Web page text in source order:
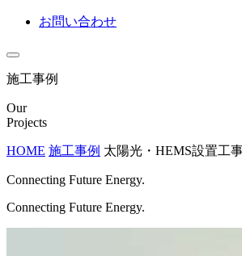
お問い合わせ
施工事例
Our
Projects
HOME 施工事例 太陽光・HEMS設置工
Connecting Future Energy.
Connecting Future Energy.